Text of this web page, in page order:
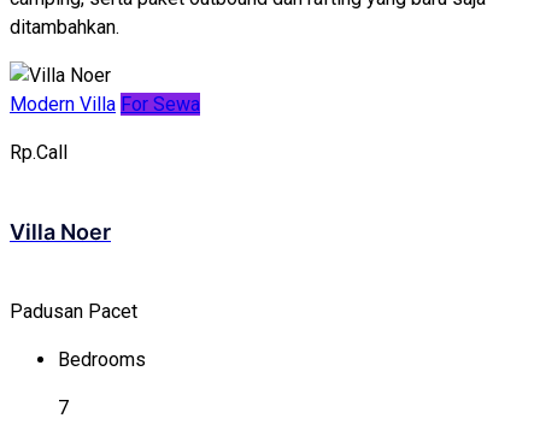
ditambahkan.
Modern Villa For Sewa
Rp.Call
Villa Noer
Padusan Pacet
Bedrooms
7